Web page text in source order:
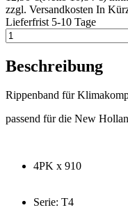
zzgl. Versandkosten In
Lieferfrist 5-10 Tage
Beschreibung
Rippenband für
passend für die New
4PK x 910
Serie: T4